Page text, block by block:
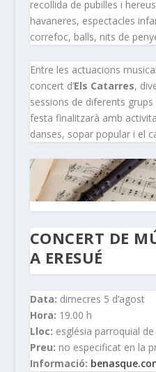
recollida de pubilles i
havaneres, espectacles
correfoc, balls, nits de
Entre les actuacions
concert d’Els Catarres,
sessions de diferents
festa finalitzarà amb
danses, sopar popular i el
CONCERT DE
A ERESUÉ
Data: dimecres 5 d’agost
Hora: 19.00 h
Lloc: església parroquial de
Preu: no especificat en la
Informació: